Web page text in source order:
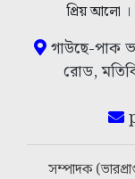
প্রিয় আলো
গাউছে-পাক
রোড,
সম্পাদক